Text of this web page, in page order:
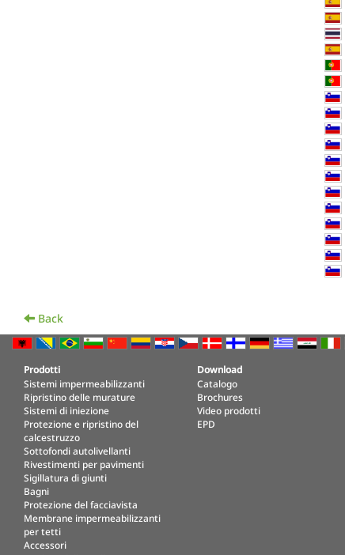
Back
Prodotti
Sistemi impermeabilizzanti
Ripristino delle murature
Sistemi di iniezione
Protezione e ripristino del
calcestruzzo
Sottofondi autolivellanti
Rivestimenti per pavimenti
Sigillatura di giunti
Bagni
Protezione del facciavista
Membrane impermeabilizzanti
per tetti
Accessori
Download
Catalogo
Brochures
Video prodotti
EPD